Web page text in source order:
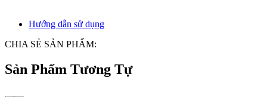
Hướng dẫn sử dụng
CHIA SẺ SẢN PHẨM:
Sản Phẩm Tương Tự